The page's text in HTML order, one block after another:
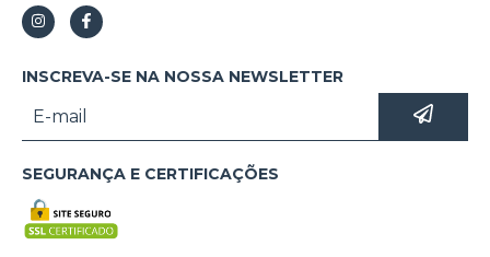
INSCREVA-SE NA NOSSA NEWSLETTER
SEGURANÇA E CERTIFICAÇÕES